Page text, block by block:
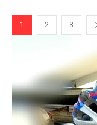
1 2 3